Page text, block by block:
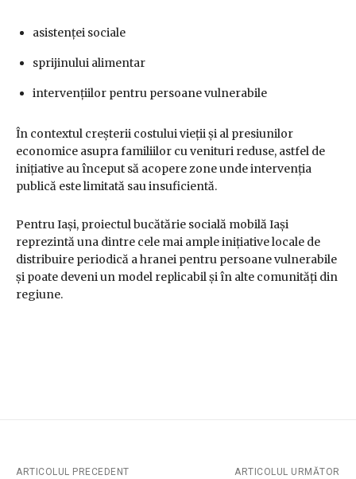
asistenței sociale
sprijinului alimentar
intervențiilor pentru persoane vulnerabile
În contextul creșterii costului vieții și al presiunilor
economice asupra familiilor cu venituri reduse, astfel de
inițiative au început să acopere zone unde intervenția
publică este limitată sau insuficientă.
Pentru Iași, proiectul bucătărie socială mobilă Iași
reprezintă una dintre cele mai ample inițiative locale de
distribuire periodică a hranei pentru persoane vulnerabile
și poate deveni un model replicabil și în alte comunități din
regiune.
ARTICOLUL PRECEDENT ARTICOLUL URMĂTOR